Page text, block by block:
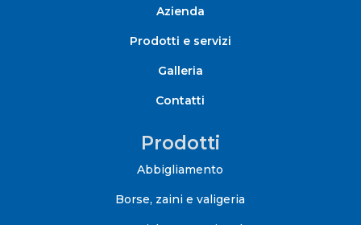
Azienda
Prodotti e servizi
Galleria
Contatti
Prodotti
Abbigliamento
Borse, zaini e valigeria